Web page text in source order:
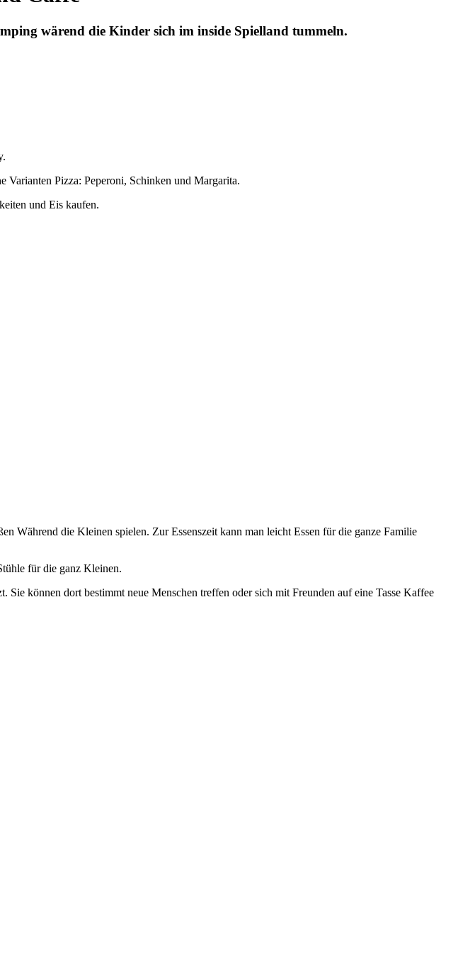
wärend die Kinder sich im inside Spielland tummeln.
Varianten Pizza: Peperoni, Schinken und Margarita.
und Eis kaufen.
Während die Kleinen spielen. Zur Essenszeit kann man leicht Essen für die ganze Familie
für die ganz Kleinen.
können dort bestimmt neue Menschen treffen oder sich mit Freunden auf eine Tasse Kaffee